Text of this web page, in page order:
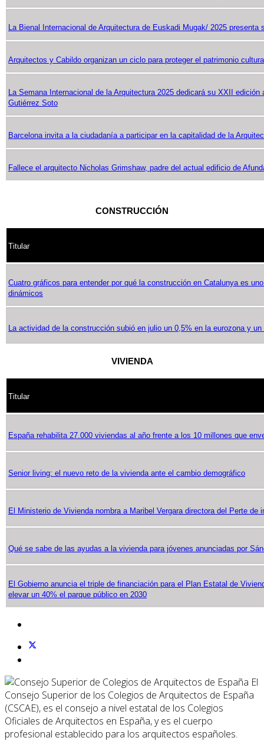
La Bienal Internacional de Arquitectura de Euskadi Mugak/ 2025 presenta
Arquitectos y Cabildo organizan un ciclo para proteger el patrimonio
La Semana Internacional de la Arquitectura 2025 dedicará su XXII edición
Gutiérrez Soto
Barcelona invita a la ciudadanía a participar en la capitalidad de la
Fallece el arquitecto Nicholas Grimshaw, padre del actual edificio de
CONSTRUCCIÓN
Titular
Cuatro gráficos para entender por qué la construcción en Catalunya es
dinámicos
La actividad de la construcción subió en julio un 0,5% en la eurozona y
VIVIENDA
Titular
España rehabilita 27.000 viviendas al año frente a los 10 millones que
Senior living: el nuevo reto de la vivienda ante el cambio demográfico
El Ministerio de Vivienda nombra a Maribel Vergara directora del Perte de
Qué se sabe de las ayudas a la vivienda para jóvenes anunciadas por
El Gobierno anuncia el triple de financiación para el Plan Estatal de
elevar un 40% el parque público en 2030
El
Consejo Superior de los Colegios de Arquitectos de España
(CSCAE), es el consejo a nivel estatal de los Colegios
Oficiales de Arquitectos en España, y es el cuerpo
profesional establecido para los arquitectos españoles.